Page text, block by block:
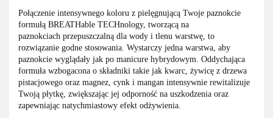
Połączenie intensywnego koloru z pielęgnującą Twoje paznokcie
formułą BREATHable TECHnology, tworzącą na
paznokciach przepuszczalną dla wody i tlenu warstwę, to
rozwiązanie godne stosowania. Wystarczy jedna warstwa, aby
paznokcie wyglądały jak po manicure hybrydowym. Oddychająca
formuła wzbogacona o składniki takie jak kwarc, żywicę z drzewa
pistacjowego oraz magnez, cynk i mangan intensywnie rewitalizuje
Twoją płytkę, zwiększając jej odporność na uszkodzenia oraz
zapewniając natychmiastowy efekt odżywienia.